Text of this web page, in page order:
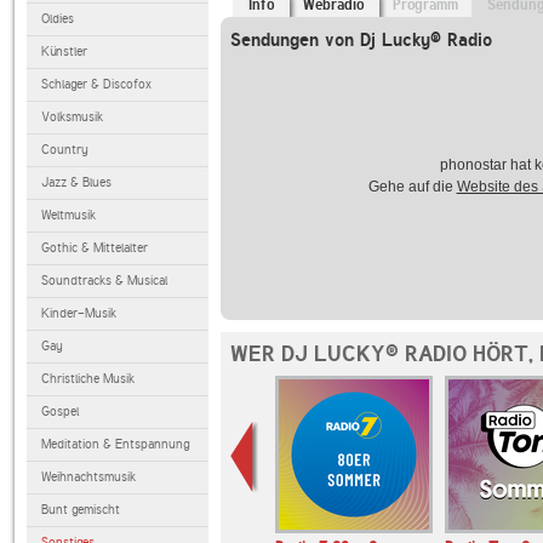
Oldies
Künstler
Schlager & Discofox
Volksmusik
Country
Jazz & Blues
Weltmusik
Gothic & Mittelalter
Soundtracks & Musical
Kinder-Musik
Gay
Christliche Musik
Gospel
Meditation & Entspannung
Weihnachtsmusik
Bunt gemischt
Info Webradio Programm
Sendungen von Dj Lucky® Radio
phonostar hat
Gehe auf die Website des
WER DJ LUCKY® RADIO HÖRT,